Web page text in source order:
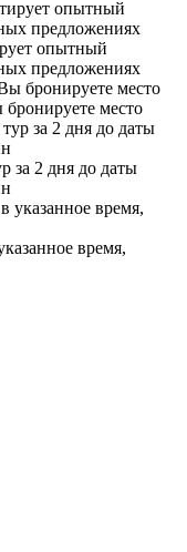
опытный
предложениях
место
за 2 дня до даты
время,